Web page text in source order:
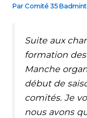
Par Comité 35
Suite aux
formation
Manche
début de
comités. Je
nous avons